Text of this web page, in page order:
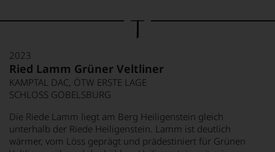
2023
Ried Lamm Grüner Veltliner
KAMPTAL DAC, ÖTW ERSTE LAGE
SCHLOSS GOBELSBURG
Die Riede Lamm liegt am Berg Heiligenstein gleich
unterhalb der Riede Heiligenstein. Lamm ist deutlich
wärmer, vom Löss geprägt und prädestiniert für Grünen